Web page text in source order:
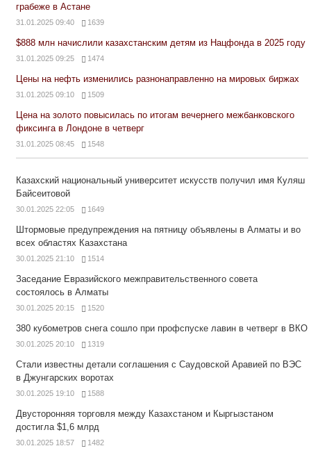
грабеже в Астане
31.01.2025 09:40 1639
$888 млн начислили казахстанским детям из Нацфонда в 2025 году
31.01.2025 09:25 1474
Цены на нефть изменились разнонаправленно на мировых биржах
31.01.2025 09:10 1509
Цена на золото повысилась по итогам вечернего межбанковского
фиксинга в Лондоне в четверг
31.01.2025 08:45 1548
Казахский национальный университет искусств получил имя Куляш
Байсеитовой
30.01.2025 22:05 1649
Штормовые предупреждения на пятницу объявлены в Алматы и во
всех областях Казахстана
30.01.2025 21:10 1514
Заседание Евразийского межправительственного совета
состоялось в Алматы
30.01.2025 20:15 1520
380 кубометров снега сошло при профспуске лавин в четверг в ВКО
30.01.2025 20:10 1319
Стали известны детали соглашения с Саудовской Аравией по ВЭС
в Джунгарских воротах
30.01.2025 19:10 1588
Двусторонняя торговля между Казахстаном и Кыргызстаном
достигла $1,6 млрд
30.01.2025 18:57 1482